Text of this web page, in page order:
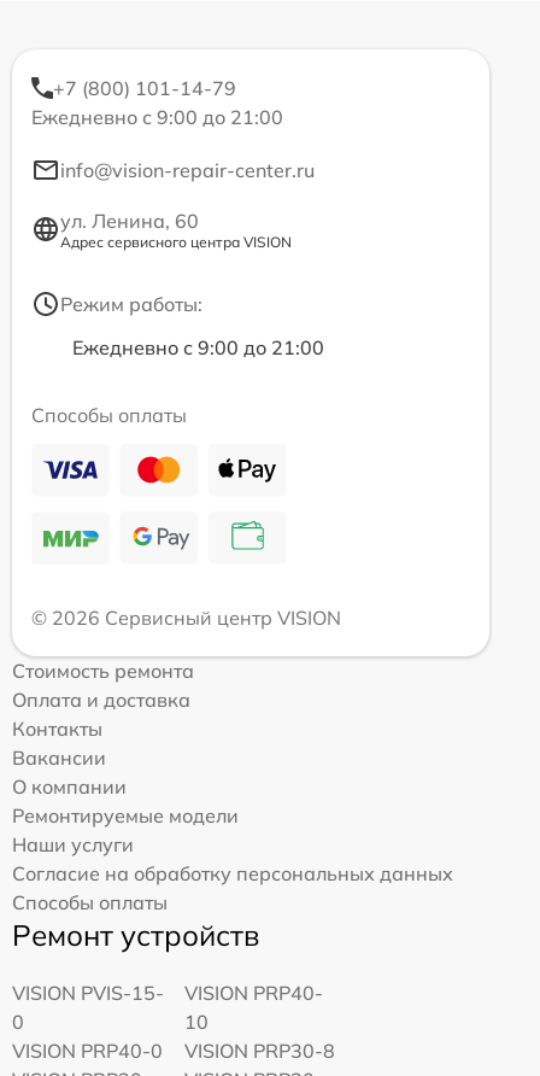
+7 (800) 101-14-79
Ежедневно с 9:00 до 21:00
info@vision-repair-center.ru
ул. Ленина, 60
Адрес сервисного центра VISION
Режим работы:
Ежедневно с 9:00 до 21:00
Способы оплаты
© 2026 Сервисный центр VISION
Стоимость ремонта
Оплата и доставка
Контакты
Вакансии
О компании
Ремонтируемые модели
Наши услуги
Согласие на обработку персональных данных
Способы оплаты
Ремонт устройств
VISION PVIS-15-
0
VISION PRP40-
10
VISION PRP40-0
VISION PRP30-8